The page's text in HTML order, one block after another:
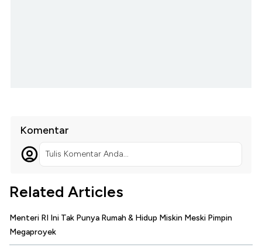
Komentar
Tulis Komentar Anda...
Related Articles
Menteri RI Ini Tak Punya Rumah & Hidup Miskin Meski Pimpin
Megaproyek